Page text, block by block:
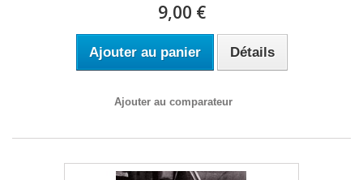
9,00 €
Ajouter au panier Détails
Ajouter au comparateur